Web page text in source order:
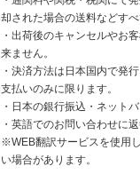
却された場合の送料などす
・出荷後のキャンセルやお
来ません。
・決済方法は日本国内で発
支払いのみに限ります。
・日本の銀行振込・ネット
・英語でのお問い合わせに返
※WEB翻訳サービスを使用
い場合があります。